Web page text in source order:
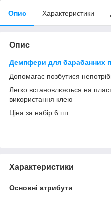
Опис Характеристики
Опис
Демпфери для барабанних
Допомагає позбутися
Легко встановлюється на
використання клею
Ціна за набір 6 шт
Характеристики
Основні атрибути